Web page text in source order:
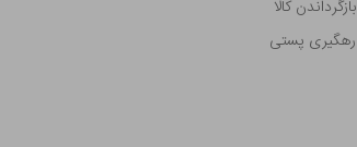
بازگرداندن کالا
رهگیری پستی